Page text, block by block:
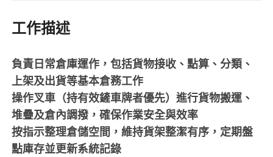
工作描述
負責日常倉庫運作，包括貨物接收、點算、分類、
上架及出貨等基本倉務工作
操作叉車（持有效鏟車牌者優先）進行貨物搬運、
堆疊及倉內調撥，確保作業安全與效率
按指示整理倉儲空間，維持貨架整潔有序，定期盤
點庫存並更新系統記錄